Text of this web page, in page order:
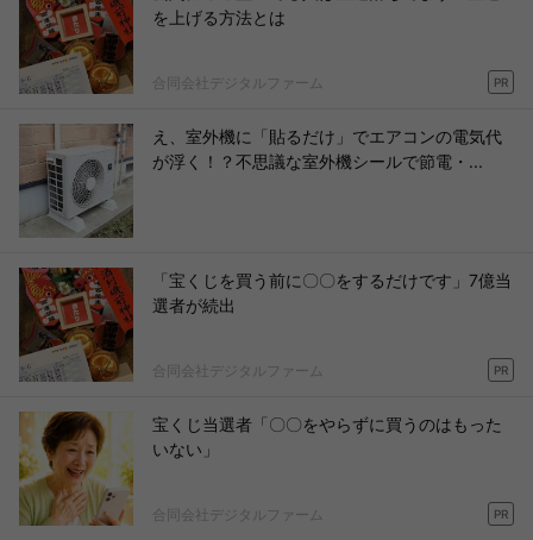
を上げる方法とは
合同会社デジタルファーム PR
え、室外機に「貼るだけ」でエアコンの電気代
が浮く！？不思議な室外機シールで節電・...
「宝くじを買う前に〇〇をするだけです」7億当
選者が続出
合同会社デジタルファーム PR
宝くじ当選者「〇〇をやらずに買うのはもった
いない」
合同会社デジタルファーム PR